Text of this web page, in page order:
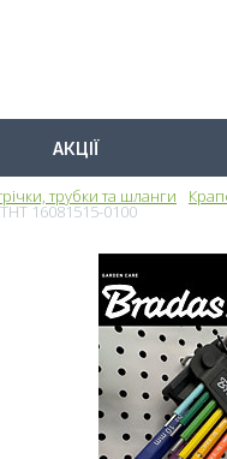
АКЦІЇ
трубки та шланги
16081515-0100